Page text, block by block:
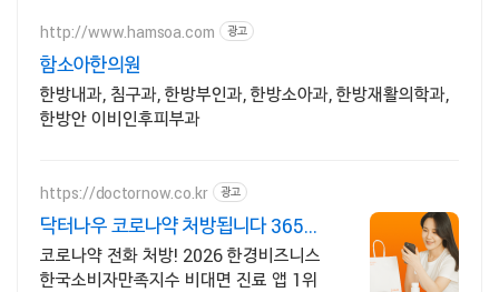
http://www.hamsoa.com 광고
함소아한의원
한방내과, 침구과, 한방부인과, 한방소아과, 한방재활의학과,
한방안 이비인후피부과
https://doctornow.co.kr 광고
닥터나우 코로나약 처방됩니다 365일
24시간 진료가능
코로나약 전화 처방! 2026 한경비즈니스
한국소비자만족지수 비대면 진료 앱 1위